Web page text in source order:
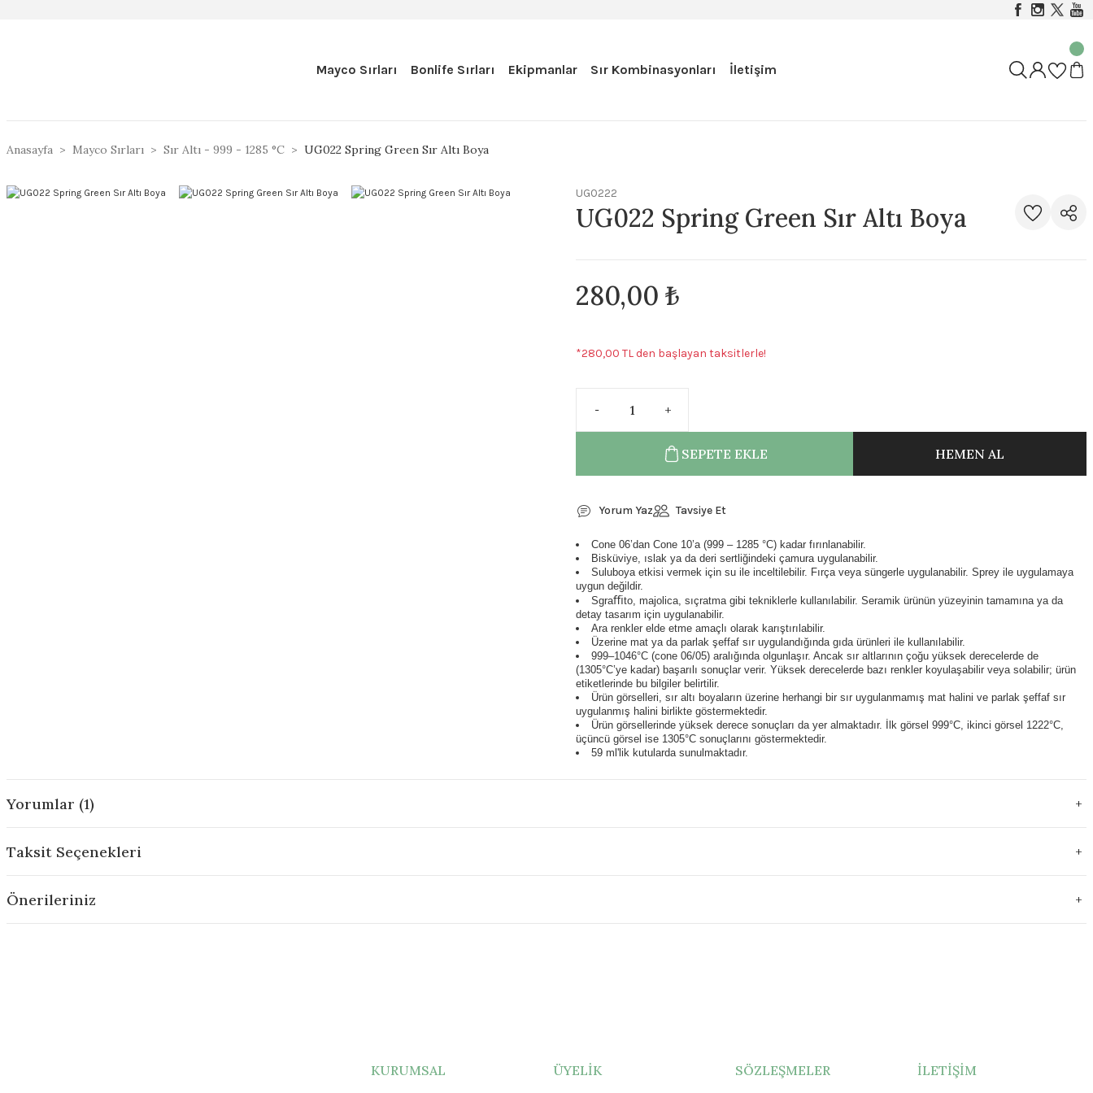
Mayco Sırları Bonlife Sırları Ekipmanlar Sır Kombinasyonları İletişim
Anasayfa Mayco Sırları Sır Altı - 999 - 1285 °C UG022 Spring Green Sır Altı Boya
UG0222
UG022 Spring Green Sır Altı Boya
280,00 ₺
*280,00 TL den başlayan taksitlerle!
SEPETE EKLE HEMEN AL
Yorum Yaz Tavsiye Et
Cone 06’dan Cone 10’a (999 – 1285 °C) kadar fırınlanabilir.
Bisküviye, ıslak ya da deri sertliğindeki çamura uygulanabilir.
Suluboya etkisi vermek için su ile inceltilebilir. Fırça veya süngerle uygulanabilir. Sprey ile uygulamaya
uygun değildir.
Sgraﬃto, majolica, sıçratma gibi tekniklerle kullanılabilir. Seramik ürünün yüzeyinin tamamına ya da
detay tasarım için uygulanabilir.
Ara renkler elde etme amaçlı olarak karıştırılabilir.
Üzerine mat ya da parlak şeffaf sır uygulandığında gıda ürünleri ile kullanılabilir.
999–1046°C (cone 06/05) aralığında olgunlaşır. Ancak sır altlarının çoğu yüksek derecelerde de
(1305°C’ye kadar) başarılı sonuçlar verir. Yüksek derecelerde bazı renkler koyulaşabilir veya solabilir; ürün
etiketlerinde bu bilgiler belirtilir.
Ürün görselleri, sır altı boyaların üzerine herhangi bir sır uygulanmamış mat halini ve parlak şeffaf sır
uygulanmış halini birlikte göstermektedir.
Ürün görsellerinde yüksek derece sonuçları da yer almaktadır. İlk görsel 999°C, ikinci görsel 1222°C,
üçüncü görsel ise 1305°C sonuçlarını göstermektedir.
59 ml'lik kutularda sunulmaktadır.
Yorumlar (1)
Taksit Seçenekleri
Önerileriniz
KURUMSAL ÜYELİK SÖZLEŞMELER İLETİŞİM